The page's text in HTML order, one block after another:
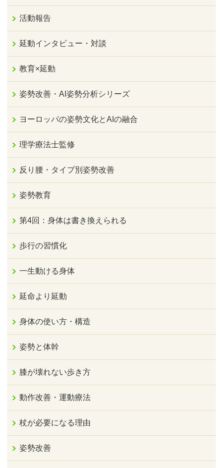
活動報告
延動インタビュー・対談
教育×延動
姿勢改善・AI姿勢分析シリーズ
ヨーロッパの姿勢文化とAIの融合
理学療法士監修
反り腰・タイプ別姿勢改善
姿勢教育
第4回：身体は書き換えられる
歩行の習慣化
一生動ける身体
延命より延動
身体の使い方・構造
姿勢と体幹
膝が壊れない歩き方
動作改善・運動療法
杖が必要になる理由
姿勢改善